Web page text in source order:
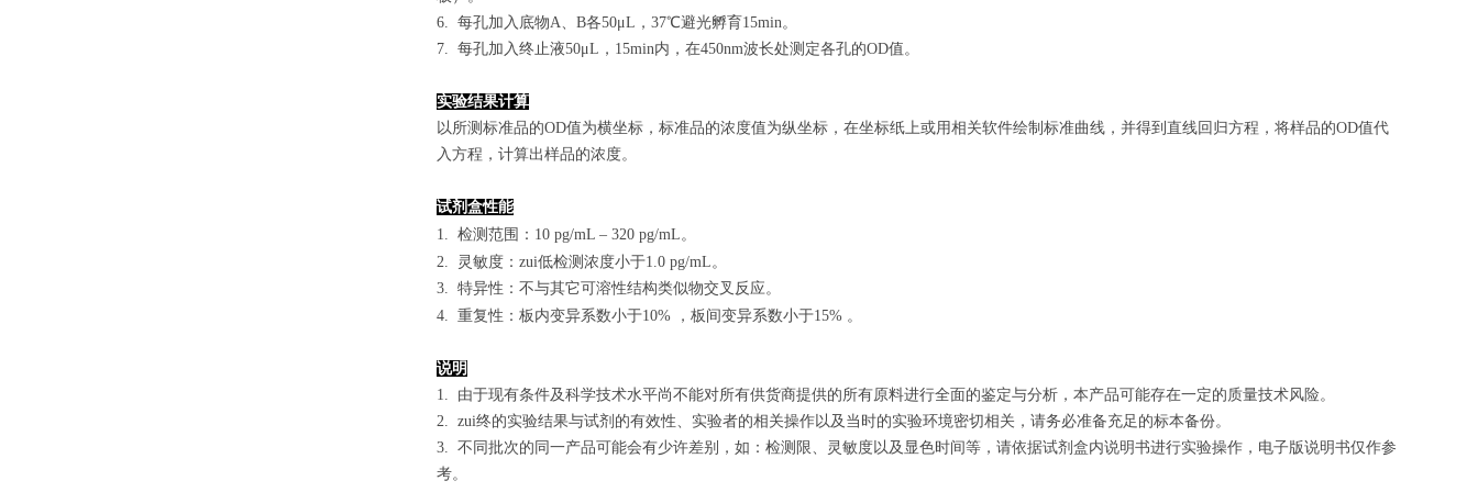
6. 每孔加入底物A、B各50μL，37℃避光孵育15min。
7. 每孔加入终止液50μL，15min内，在450nm波长处测定各孔的OD值。
实验结果计算
以所测标准品的OD值为横坐标， 标准品的浓度值为纵坐标，在坐标纸上或用相关软件绘制 标准曲线 ，并得到 直线回归方程 ， 将样品的OD值代
入方程，计算出样品的浓度。
试剂盒性能
1. 检测范围 ： 10 pg/mL – 320 pg/mL。
2. 灵敏度：zui低检测浓度小于1.0 pg/mL。
3. 特异性：不与其它可溶性结构类似物交叉反应。
4. 重复性：板内变异系数小于10% ， 板间变异系数小于15% 。
说明
1. 由于现有条件及科学技术水平尚不能对所有供货商提供的所有原料进行全面的鉴定与分析，本产品可能存在一定的质量技术风险。
2. zui终的实验结果与试剂的有效性、实验者的相关操作以及当时的实验环境密切相关，请务必准备充足的标本备份。
3. 不同批次的同一产品可能会有少许差别，如：检测限、灵敏度以及显色时间等，请依据试剂盒内说明书进行实验操作，电子版说明书仅作参
考。